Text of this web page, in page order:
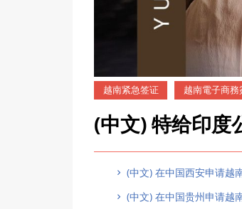
越南紧急签证 越南電子商務
(中文) 特给印度
(中文) 在中国西安申请越
(中文) 在中国贵州申请越